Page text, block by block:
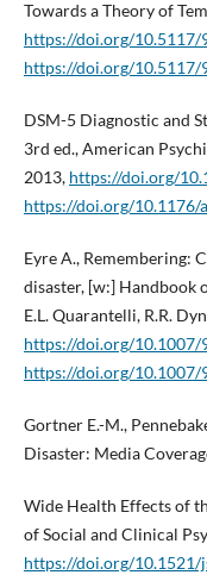
Towards a Theory of
https://doi.org/10.5117/
https://doi.org/10.5117/
DSM-5 Diagnostic and
3rd ed., American
2013, https://doi.org/
https://doi.org/10.1176/
Eyre A., Remembering:
disaster, [w:] Handbook
E.L. Quarantelli, R.R.
https://doi.org/
https://doi.org/
Gortner E.-M.,
Disaster: Media
Wide Health Effects of
of Social and Clinical
https://doi.org/10.1521/